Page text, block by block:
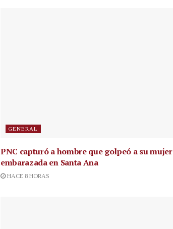
GENERAL
PNC capturó a hombre que golpeó a su mujer
embarazada en Santa Ana
HACE 8 HORAS